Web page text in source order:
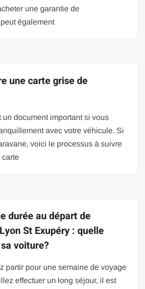
une garantie de
également
une carte grise de
un document important si vous
avec votre véhicule. Si
voici le processus à suivre
carte
durée au départ de
St Exupéry : quelle
voiture?
partir pour une semaine de voyage
effectuer un long séjour, il est